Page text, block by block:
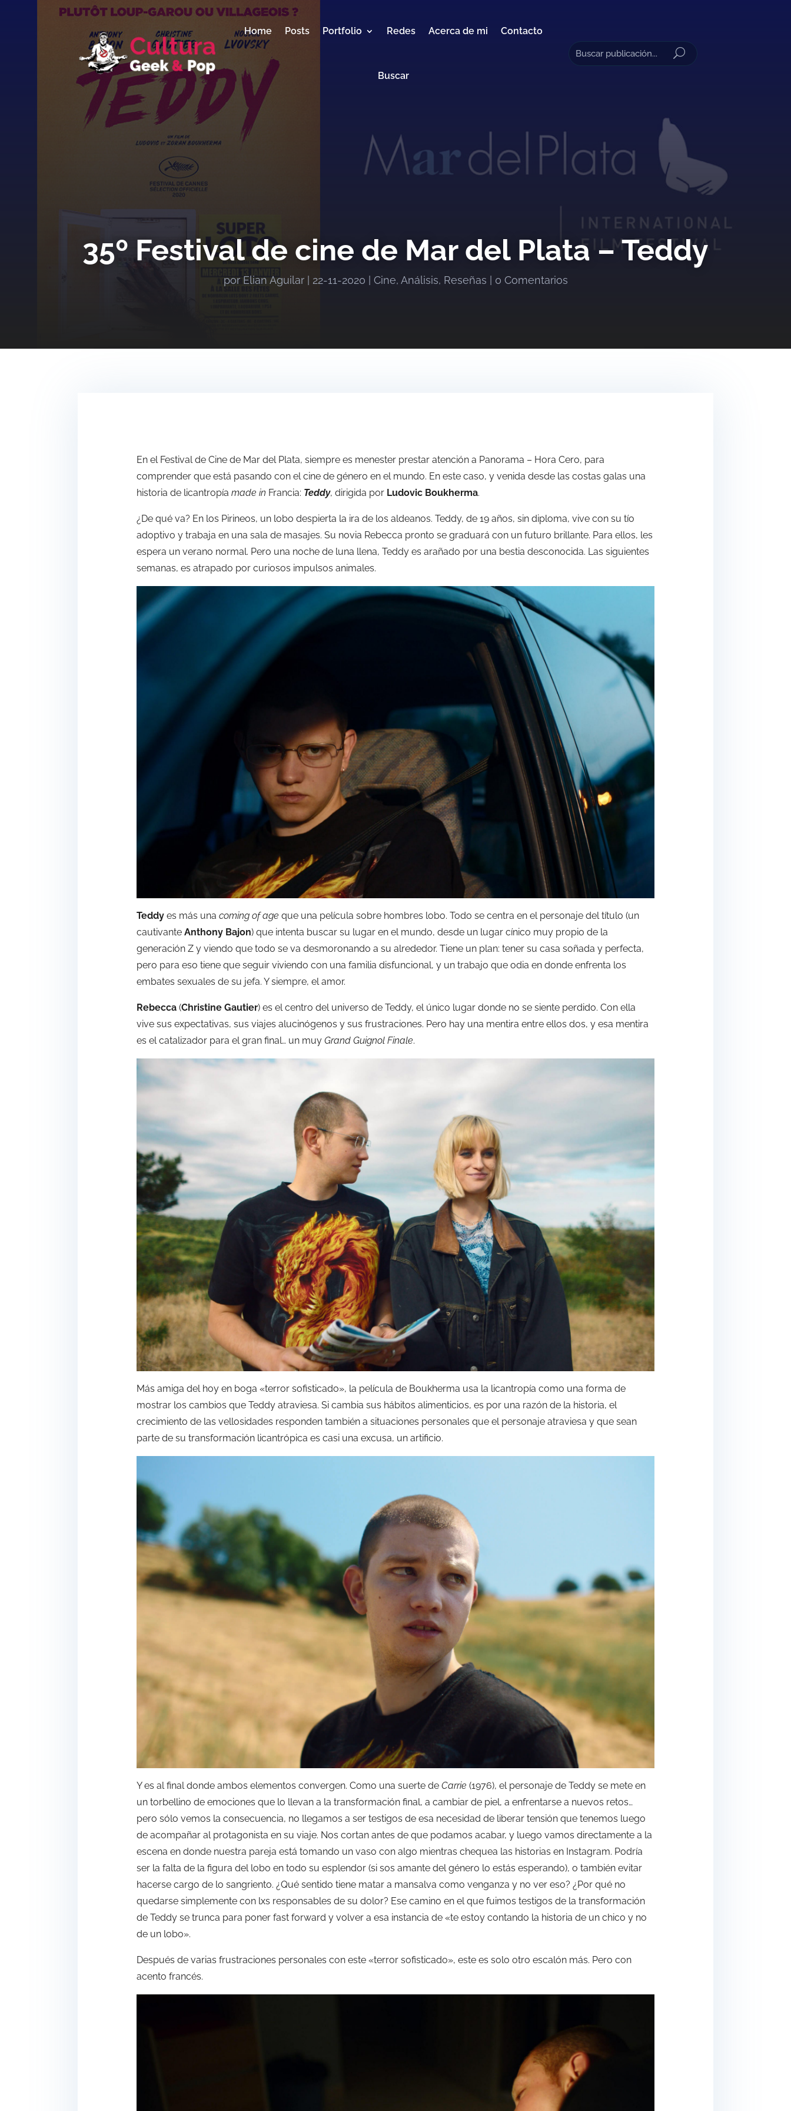
Home Posts Portfolio Redes Acerca de mi Contacto
Buscar
35º Festival de cine de Mar del Plata – Teddy
por Elian Aguilar| 22-11-2020 Cine, Análisis, Reseñas 0 Comentarios
En el Festival de Cine de Mar del Plata, siempre es menester prestar atención a Panorama – Hora Cero, para
comprender que está pasando con el cine de género en el mundo. En este caso, y venida desde las costas galas una
historia de licantropía made in Francia: Teddy, dirigida por Ludovic Boukherma.
¿De qué va? En los Pirineos, un lobo despierta la ira de los aldeanos. Teddy, de 19 años, sin diploma, vive con su tío
adoptivo y trabaja en una sala de masajes. Su novia Rebecca pronto se graduará con un futuro brillante. Para ellos, les
espera un verano normal. Pero una noche de luna llena, Teddy es arañado por una bestia desconocida. Las siguientes
semanas, es atrapado por curiosos impulsos animales.
Teddy es más una coming of age que una película sobre hombres lobo. Todo se centra en el personaje del título (un
cautivante Anthony Bajon) que intenta buscar su lugar en el mundo, desde un lugar cínico muy propio de la
generación Z y viendo que todo se va desmoronando a su alrededor. Tiene un plan: tener su casa soñada y perfecta,
pero para eso tiene que seguir viviendo con una familia disfuncional, y un trabajo que odia en donde enfrenta los
embates sexuales de su jefa. Y siempre, el amor.
Rebecca (Christine Gautier) es el centro del universo de Teddy, el único lugar donde no se siente perdido. Con ella
vive sus expectativas, sus viajes alucinógenos y sus frustraciones. Pero hay una mentira entre ellos dos, y esa mentira
es el catalizador para el gran final… un muy Grand Guignol Finale.
Más amiga del hoy en boga «terror sofisticado», la película de Boukherma usa la licantropía como una forma de
mostrar los cambios que Teddy atraviesa. Si cambia sus hábitos alimenticios, es por una razón de la historia, el
crecimiento de las vellosidades responden también a situaciones personales que el personaje atraviesa y que sean
parte de su transformación licantrópica es casi una excusa, un artificio.
Y es al final donde ambos elementos convergen. Como una suerte de Carrie (1976), el personaje de Teddy se mete en
un torbellino de emociones que lo llevan a la transformación final, a cambiar de piel, a enfrentarse a nuevos retos…
pero sólo vemos la consecuencia, no llegamos a ser testigos de esa necesidad de liberar tensión que tenemos luego
de acompañar al protagonista en su viaje. Nos cortan antes de que podamos acabar, y luego vamos directamente a la
escena en donde nuestra pareja está tomando un vaso con algo mientras chequea las historias en Instagram. Podría
ser la falta de la figura del lobo en todo su esplendor (si sos amante del género lo estás esperando), o también evitar
hacerse cargo de lo sangriento. ¿Qué sentido tiene matar a mansalva como venganza y no ver eso? ¿Por qué no
quedarse simplemente con lxs responsables de su dolor? Ese camino en el que fuimos testigos de la transformación
de Teddy se trunca para poner fast forward y volver a esa instancia de «te estoy contando la historia de un chico y no
de un lobo».
Después de varias frustraciones personales con este «terror sofisticado», este es solo otro escalón más. Pero con
acento francés.